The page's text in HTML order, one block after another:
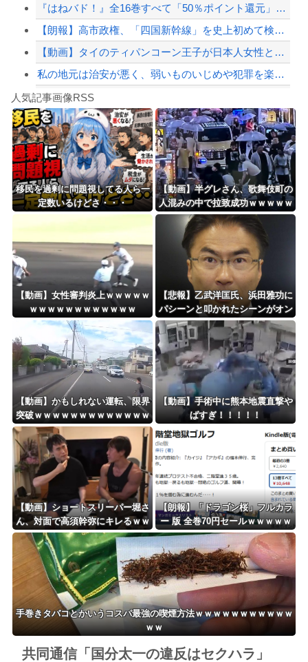
【緊急速報】NYで警官が黒人男性の首を絞め、暴動第二波不可避へ
Powered by livedoor 相互RSS
『はねバド！』全16巻すべて「50％ポイント還元」セール！6,336円分返ってく...
【朗報】高市政権、「四国新幹線」を史上初めて検討開始
【動画】タイのティパンコーン王子が日本人女性とデートか？
私の地元は治安が悪く、弱いものいじめや犯罪を楽しみながら行うことが陽キャの条件だ...
【誰？】日本をダメにした総理大臣と言えば？
8/4のニュース
日本旅行キャンセルすべきか…1万年ぶり史上最大級の火山の兆し＝韓国の反応
更新中止のお知らせ
海外「おめでとうタキ！」リヴァプール南野がバースデーゴール！！
Powered by livedoor 相互RSS
人気記事画像RSS
移民を過剰に問題視してる人ら一
定数いるけどさ・・・
【動画】半グレさん、歌舞伎町の
人混みの中で拉致成功ｗｗｗｗｗ
ｗｗｗｗｗ
【動画】女性審判炎上ｗｗｗｗｗ
ｗｗｗｗｗｗｗｗｗｗｗｗ
【悲報】乙武洋匡氏、浜田雅功に
パシーンと叩かれたシーンがオン
エアされず「障害者相手だと放送
されなくなる。俺、逆差別だと思
って」
【動画】かもしれない運転、限界
突破ｗｗｗｗｗｗｗｗｗｗｗｗｗ
ｗｗｗｗ
【動画】手術中に熊本地震直撃や
ばすぎ！！！！！
【動画】ショートスリーパー堀さ
ん、対面で高須幹弥にキレるｗｗ
ｗｗｗｗｗｗｗ
【朗報】「ドラゴン桜」フルカラ
ー 版 全巻70円セールｗｗｗｗｗ
ｗｗｗ スポーツ漫画50％ポイン
ト還元セール
手巻きタバコとかいうコスパ最強の喫煙方法ｗｗｗｗｗｗｗｗｗｗｗ
ｗｗ
共同通信「国分太一の違反はセクハラ」